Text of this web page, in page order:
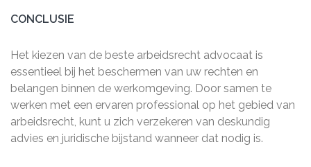
CONCLUSIE
Het kiezen van de beste arbeidsrecht advocaat is
essentieel bij het beschermen van uw rechten en
belangen binnen de werkomgeving. Door samen te
werken met een ervaren professional op het gebied van
arbeidsrecht, kunt u zich verzekeren van deskundig
advies en juridische bijstand wanneer dat nodig is.